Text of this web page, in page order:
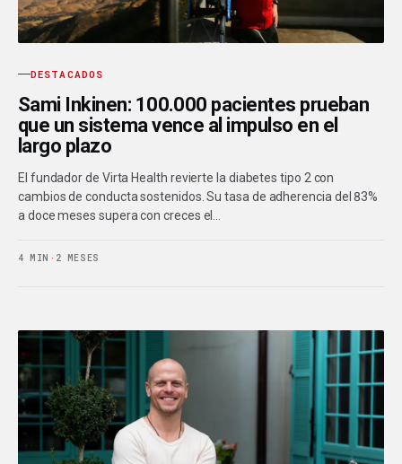
DESTACADOS
Sami Inkinen: 100.000 pacientes prueban
que un sistema vence al impulso en el
largo plazo
El fundador de Virta Health revierte la diabetes tipo 2 con
cambios de conducta sostenidos. Su tasa de adherencia del 83%
a doce meses supera con creces el…
4 MIN · 2 MESES